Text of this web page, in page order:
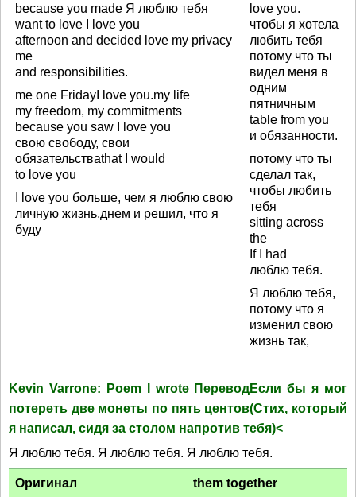
because you made Я люблю тебя
want to love I love you
afternoon and decided love my privacy
me
and responsibilities.
me one FridayI love you.my life
my freedom, my commitments
because you saw I love you
свою свободу, свои
обязательстваthat I would
to love you
I love you больше, чем я люблю свою
личную жизнь,днем и решил, что я
буду
love you.
чтобы я хотела
любить тебя
потому что ты
видел меня в
одним
пятничным
table from you
и обязанности.
потому что ты
сделал так,
чтобы любить
тебя
sitting across
the
If I had
люблю тебя.
Я люблю тебя,
потому что я
изменил свою
жизнь так,
Kevin Varrone: Poem I wrote ПереводЕсли бы я мог
потереть две монеты по пять центов(Стих, который
я написал, сидя за столом напротив тебя)<
Я люблю тебя. Я люблю тебя. Я люблю тебя.
Оригинал them together